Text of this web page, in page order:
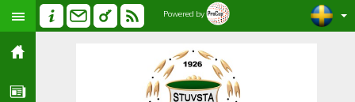
Powered by